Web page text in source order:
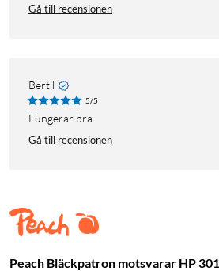
Gå till recensionen
Bertil
5/5
Fungerar bra
Gå till recensionen
Peach Bläckpatron motsvarar HP